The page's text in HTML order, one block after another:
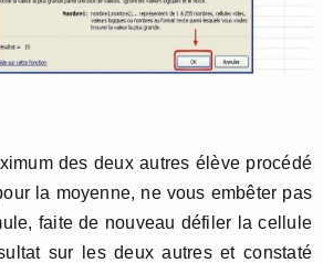
des deux autres élève procédé
la moyenne, ne vous embêter pas
faite de nouveau défiler la cellule
sur les deux autres et constaté